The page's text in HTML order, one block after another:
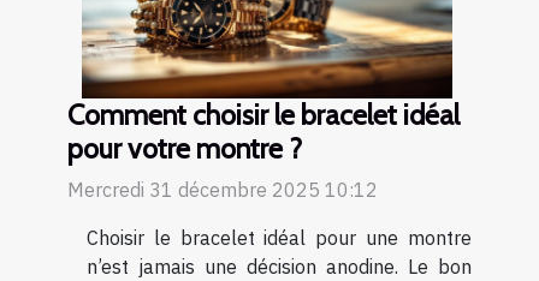
Comment choisir le bracelet idéal
pour votre montre ?
Mercredi 31 décembre 2025 10:12
Choisir le bracelet idéal pour une montre
n’est jamais une décision anodine. Le bon